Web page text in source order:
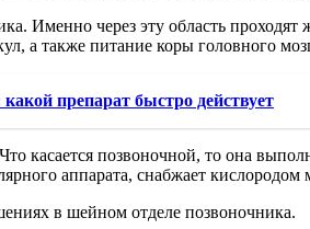
Именно через эту область
а также питание коры головного
препарат быстро действует
касается позвоночной, то она
аппарата, снабжает кислородом
в шейном отделе позвоночника.